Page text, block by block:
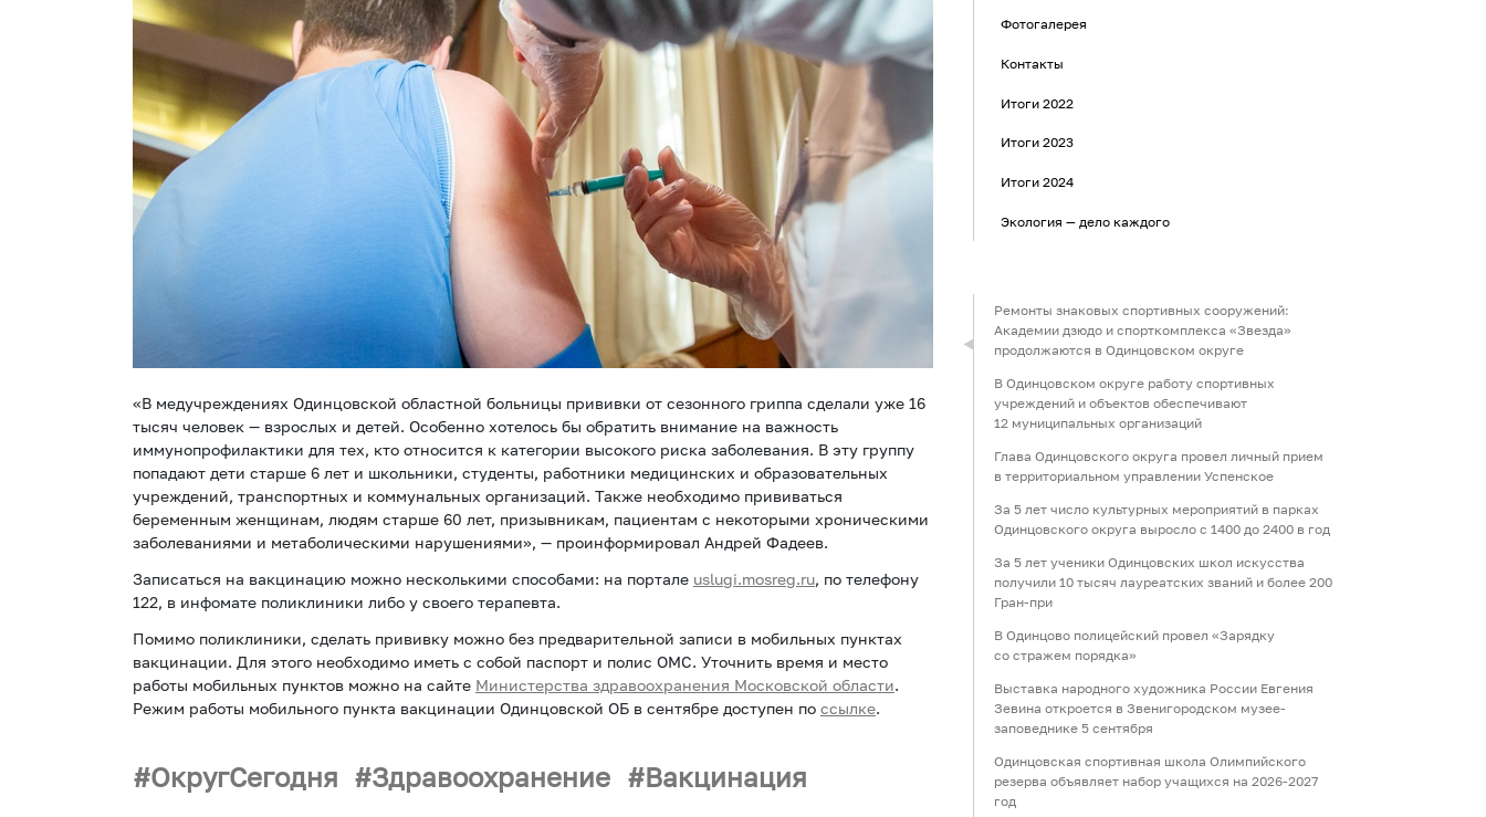
«В медучреждениях Одинцовской областной больницы прививки от сезонного гриппа сделали уже 16
тысяч человек — взрослых и детей. Особенно хотелось бы обратить внимание на важность
иммунопрофилактики для тех, кто относится к категории высокого риска заболевания. В эту группу
попадают дети старше 6 лет и школьники, студенты, работники медицинских и образовательных
учреждений, транспортных и коммунальных организаций. Также необходимо прививаться
беременным женщинам, людям старше 60 лет, призывникам, пациентам с некоторыми хроническими
заболеваниями и метаболическими нарушениями», — проинформировал Андрей Фадеев.
Записаться на вакцинацию можно несколькими способами: на портале uslugi.mosreg.ru, по телефону
122, в инфомате поликлиники либо у своего терапевта.
Помимо поликлиники, сделать прививку можно без предварительной записи в мобильных пунктах
вакцинации. Для этого необходимо иметь с собой паспорт и полис ОМС. Уточнить время и место
работы мобильных пунктов можно на сайте Министерства здравоохранения Московской области.
Режим работы мобильного пункта вакцинации Одинцовской ОБ в сентябре доступен по ссылке.
ОкругСегодня Здравоохранение Вакцинация
Фотогалерея
Контакты
Итоги 2022
Итоги 2023
Итоги 2024
Экология — дело каждого
Ремонты знаковых спортивных сооружений:
Академии дзюдо и спорткомплекса «Звезда»
продолжаются в Одинцовском округе
В Одинцовском округе работу спортивных
учреждений и объектов обеспечивают
12 муниципальных организаций
Глава Одинцовского округа провел личный прием
в территориальном управлении Успенское
За 5 лет число культурных мероприятий в парках
Одинцовского округа выросло с 1400 до 2400 в год
За 5 лет ученики Одинцовских школ искусства
получили 10 тысяч лауреатских званий и более 200
Гран-при
В Одинцово полицейский провел «Зарядку
со стражем порядка»
Выставка народного художника России Евгения
Зевина откроется в Звенигородском музее-
заповеднике 5 сентября
Одинцовская спортивная школа Олимпийского
резерва объявляет набор учащихся на 2026-2027
год